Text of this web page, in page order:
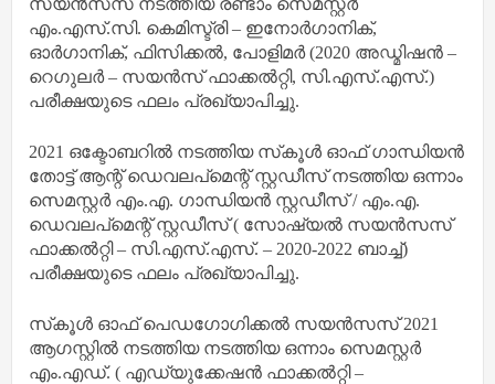
സയൻസസ് നടത്തിയ രണ്ടാം സെമസ്റ്റർ
എം.എസ്.സി. കെമിസ്ട്രി – ഇനോർഗാനിക്,
ഓർഗാനിക്, ഫിസിക്കൽ, പോളിമർ (2020 അഡ്മിഷൻ –
റെഗുലർ – സയൻസ് ഫാക്കൽറ്റി, സി.എസ്.എസ്.)
പരീക്ഷയുടെ ഫലം പ്രഖ്യാപിച്ചു.
2021 ഒക്ടോബറിൽ നടത്തിയ സ്‌കൂൾ ഓഫ് ഗാന്ധിയൻ
തോട്ട് ആന്റ് ഡെവലപ്‌മെന്റ് സ്റ്റഡീസ് നടത്തിയ ഒന്നാം
സെമസ്റ്റർ എം.എ. ഗാന്ധിയൻ സ്റ്റഡീസ് / എം.എ.
ഡെവലപ്‌മെന്റ് സ്റ്റഡീസ് ( സോഷ്യൽ സയൻസസ്
ഫാക്കൽറ്റി – സി.എസ്.എസ്. – 2020-2022 ബാച്ച്)
പരീക്ഷയുടെ ഫലം പ്രഖ്യാപിച്ചു.
സ്‌കൂൾ ഓഫ് പെഡഗോഗിക്കൽ സയൻസസ് 2021
ആഗസ്റ്റിൽ നടത്തിയ നടത്തിയ ഒന്നാം സെമസ്റ്റർ
എം.എഡ്. ( എഡ്യുക്കേഷൻ ഫാക്കൽറ്റി –